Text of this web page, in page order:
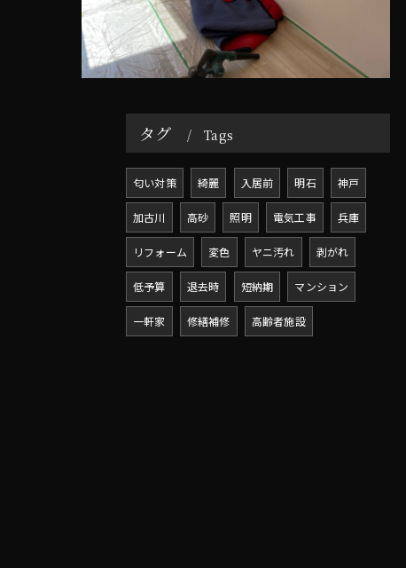
タグ Tags
匂い対策 綺麗 入居前 明石 神戸
加古川 高砂 照明 電気工事 兵庫
リフォーム 変色 ヤニ汚れ 剥がれ
低予算 退去時 短納期 マンション
一軒家 修繕補修 高齢者施設